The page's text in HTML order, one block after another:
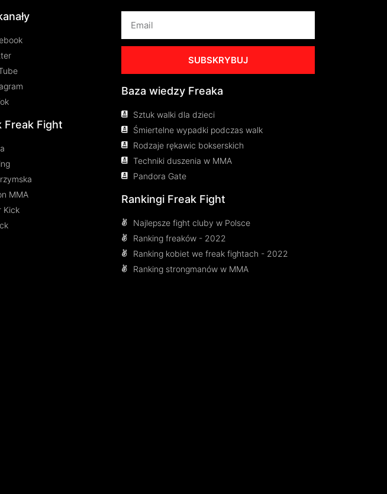
Freak Fight
MMA
Kick
SUBSKRYBUJ
Baza wiedzy Freaka
Sztuk walki dla dzieci
Śmiertelne wypadki podczas walk
Rodzaje rękawic bokserskich
Techniki duszenia w MMA
Pandora Gate
Rankingi Freak Fight
Najlepsze fight cluby w Polsce
Ranking freaków - 2022
Ranking kobiet we freak fightach - 2022
Ranking strongmanów w MMA